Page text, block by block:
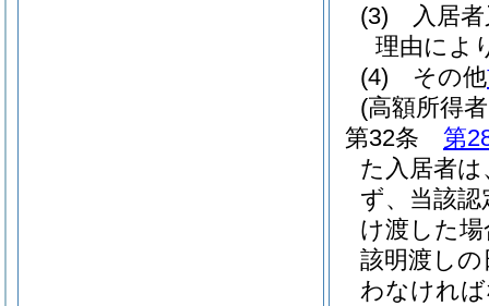
(3)
入居
理由によ
(4)
その他
(高額所得
第32条
第
た入居者は
ず、当該
け渡した
該明渡し
わなけれ